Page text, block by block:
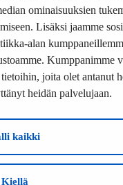
ominaisuuksien
Lisäksi jaamme
alan
Kumppanimme
joita olet antanut
heidän palvelujaan.
kaikki
Kiellä